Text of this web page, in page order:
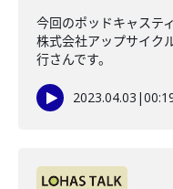
今回のポッドキャステ
株式会社アップサイク
行さんです。
2023.04.03 |